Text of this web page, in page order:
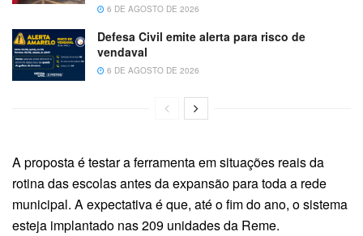
6 DE AGOSTO DE 2026
Defesa Civil emite alerta para risco de
vendaval
6 DE AGOSTO DE 2026
A proposta é testar a ferramenta em situações reais da
rotina das escolas antes da expansão para toda a rede
municipal. A expectativa é que, até o fim do ano, o sistema
esteja implantado nas 209 unidades da Reme.